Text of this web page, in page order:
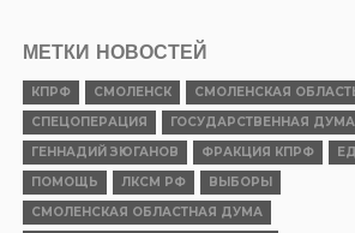
МЕТКИ НОВОСТЕЙ
КПРФ СМОЛЕНСК СМОЛЕНСКАЯ
СПЕЦОПЕРАЦИЯ
ГОСУДАРСТВЕННАЯ ДУМА
ГЕННАДИЙ ЗЮГАНОВ
ФРАКЦИЯ КПРФ
ПОМОЩЬ
ЛКСМ РФ
ВЫБОРЫ
СМОЛЕНСКАЯ ОБЛАСТНАЯ ДУМА